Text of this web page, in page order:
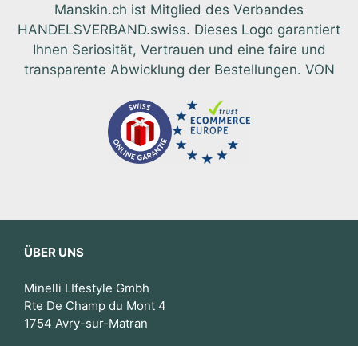
Manskin.ch ist Mitglied des Verbandes
HANDELSVERBAND.swiss. Dieses Logo garantiert
Ihnen Seriosität, Vertrauen und eine faire und
transparente Abwicklung der Bestellungen. VON
ÜBER UNS
Minelli LIfestyle Gmbh
Rte De Champ du Mont 4
1754 Avry-sur-Matran